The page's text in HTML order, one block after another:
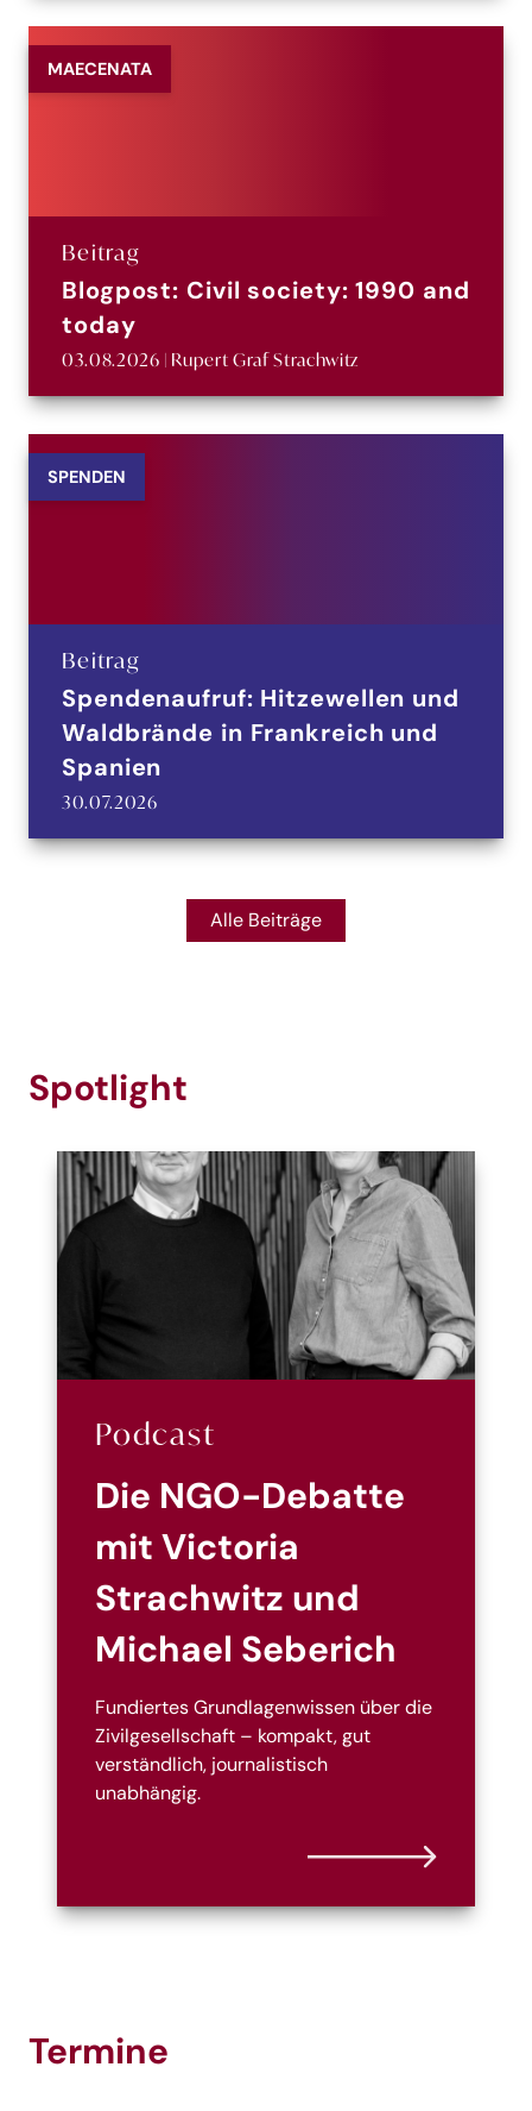
MAECENATA
Beitrag
Blogpost: Civil society: 1990 and
today
03.08.2026 | Rupert Graf Strachwitz
SPENDEN
Beitrag
Spendenaufruf: Hitzewellen und
Waldbrände in Frankreich und
Spanien
30.07.2026
Alle Beiträge
Spotlight
Podcast
Die NGO-Debatte
mit Victoria
Strachwitz und
Michael Seberich
Fundiertes Grundlagenwissen über die
Zivilgesellschaft – kompakt, gut
verständlich, journalistisch
unabhängig.
Termine